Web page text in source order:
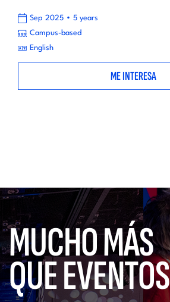
Sep 2025 • 5 years
Campus-based
English
ME INTERESA
MUCHO MÁS
QUE EVENTOS